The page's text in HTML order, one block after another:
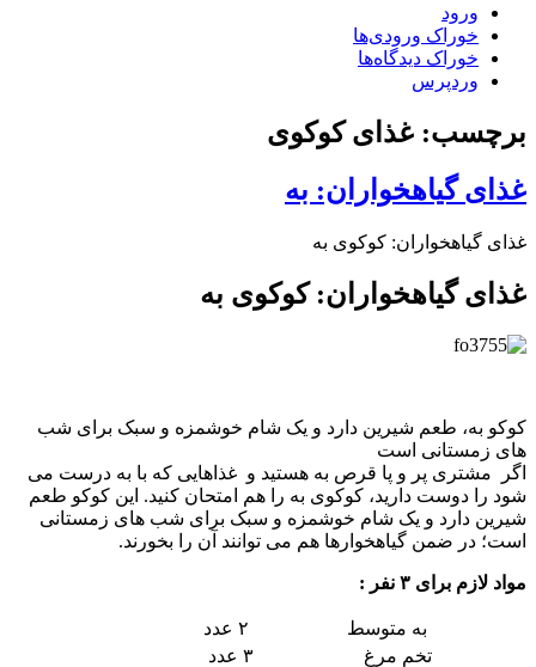
ورود
خوراک ورودی‌ها
خوراک دیدگاه‌ها
وردپرس
برچسب: غذای کوکوی
غذای گیاهخواران: به
غذای گیاهخواران: کوکوی به
غذای گیاهخواران: کوکوی به
کوکو به، طعم شیرین دارد و یک شام خوشمزه و سبک برای شب
های زمستانی است
اگر مشتری پر و پا قرص به هستید و غذاهایی که با به درست می
شود را دوست دارید، کوکوی به را هم امتحان کنید. این کوکو طعم
شیرین دارد و یک شام خوشمزه و سبک برای شب های زمستانی
است؛ در ضمن گیاهخوارها هم می توانند آن را بخورند.
مواد لازم برای ۳ نفر :
به متوسط
تخم مرغ
۳ عدد